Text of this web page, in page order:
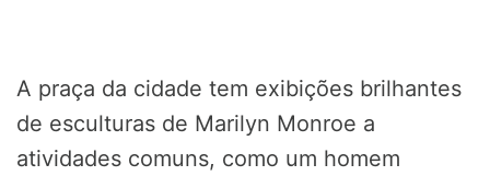
A praça da cidade tem exibições brilhantes
de esculturas de Marilyn Monroe a
atividades comuns, como um homem